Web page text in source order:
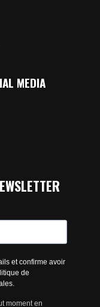
MEDIA
et confirme avoir
de
moment en